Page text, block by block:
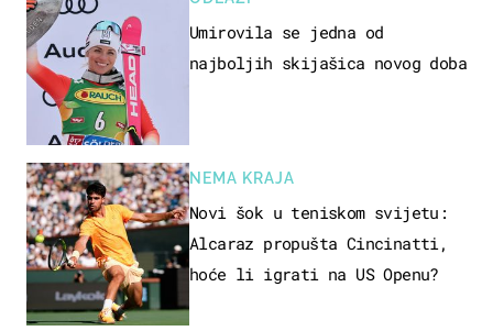
Umirovila se jedna od
najboljih skijašica novog doba
NEMA KRAJA
Novi šok u teniskom svijetu:
Alcaraz propušta Cincinatti,
hoće li igrati na US Openu?